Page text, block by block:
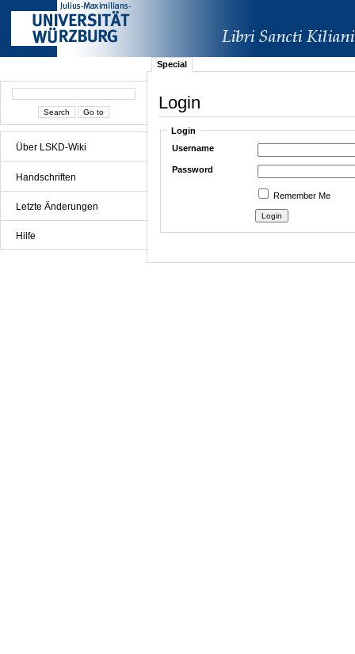
Über LSKD-Wiki
Handschriften
Letzte Änderungen
Hilfe
Special
Login
Login
Username
Password
Remember Me